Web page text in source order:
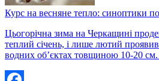
Курс на весняне тепло: синоптики
Цьогорічна зима на Черкащині
теплий січень, і лише лютий
водних об’єктах товщиною 10-20